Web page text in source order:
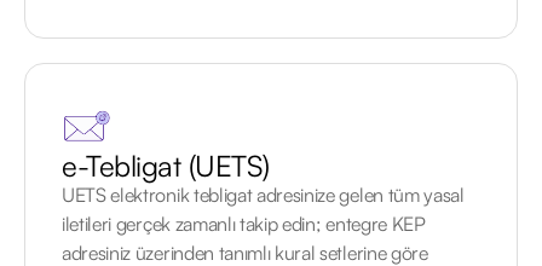
e-Tebligat (UETS)
UETS elektronik tebligat adresinize gelen tüm yasal
iletileri gerçek zamanlı takip edin; entegre KEP
adresiniz üzerinden tanımlı kural setlerine göre